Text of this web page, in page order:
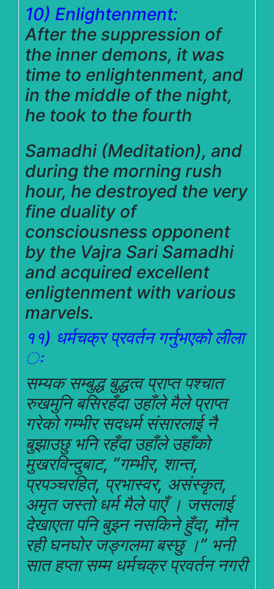
10) Enlightenment:
After the suppression of
the inner demons, it was
time to enlightenment, and
in the middle of the night,
he took to the fourth
Samadhi (Meditation), and
during the morning rush
hour, he destroyed the very
fine duality of
consciousness opponent
by the Vajra Sari Samadhi
and acquired excellent
enligtenment with various
marvels.
११) धर्मचक्र प्रवर्तन गर्नुभएको लीला
ः
सम्यक सम्बुद्ध बुद्धत्व प्राप्त पश्चात
रुखमुनि बसिरहँदा उहाँले मैले प्राप्त
गरेको गम्भीर सदधर्म संसारलाई नै
बुझाउछु भनि रहँदा उहाँले उहाँको
मुखरविन्दुबाट, “गम्भीर, शान्त,
प्रपञ्चरहित, प्रभास्वर, असंस्कृत,
अमृत जस्तो धर्म मैले पाएँ । जसलाई
देखाएता पनि बुझ्न नसकिने हुँदा, मौन
रही घनघोर जङ्गलमा बस्छु ।” भनी
सात हप्ता सम्म धर्मचक्र प्रवर्तन नगरी